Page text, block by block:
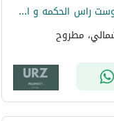
أختبر اجواء الساحل المختلفه ف كالى كوست راس الحكمه و امتلك شاليه بجاردن متشطب بشاطئ خاص لاجون بجوار هاسيندا ماونتن فيو دقائق من لافيستا سيشل سمر
مطروح